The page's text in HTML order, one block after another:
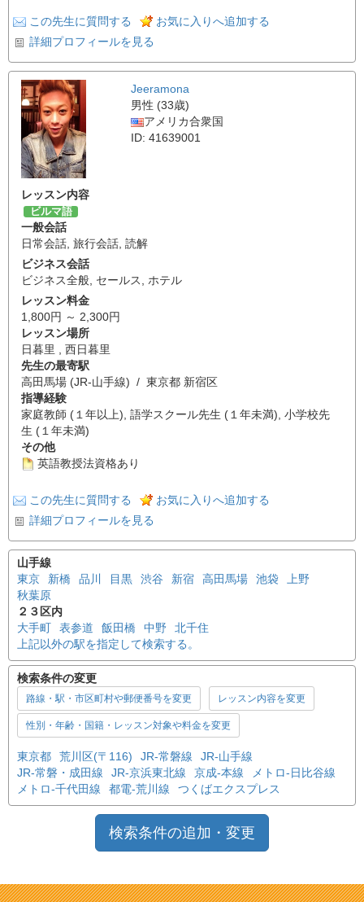
この先生に質問する
お気に入りへ追加する
詳細プロフィールを見る
Jeeramona
男性 (33歳)
アメリカ合衆国
ID: 41639001
レッスン内容
ビルマ語
一般会話
日常会話 旅行会話 読解
ビジネス会話
ビジネス全般 セールス
ホテル
レッスン料金
1,800円 ～ 2,300円
レッスン場所
日暮里 , 西日暮里
先生の最寄駅
高田馬場 (JR-山手線) / 東京都 新宿区
指導経験
家庭教師 (１年以上), 語学スクール先生 (１年未満), 小学校先
生 (１年未満)
その他
英語教授法資格あり
この先生に質問する
お気に入りへ追加する
詳細プロフィールを見る
山手線
東京
新橋 品川 目黒 渋谷 新宿 高田馬場 池袋
上野
秋葉原
２３区内
大手町
表参道 飯田橋 中野
北千住
上記以外の駅を指定して検索する。
検索条件の変更
路線・駅・市区町村や郵便番号を変更 レッスン内容を変更
性別・年齢・国籍・レッスン対象や料金を変更
東京都 荒川区(〒116) JR-常磐線
JR-山手線
JR-常磐・成田線
JR-京浜東北線 京成-本線
メトロ-日比谷線
メトロ-千代田線
都電-荒川線 つくばエクスプレス
検索条件の追加・変更